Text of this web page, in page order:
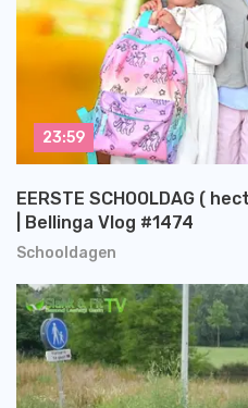
Schooldagen
EERSTE SCHOOLDAG (
| Bellinga Vlog #1474
23:59